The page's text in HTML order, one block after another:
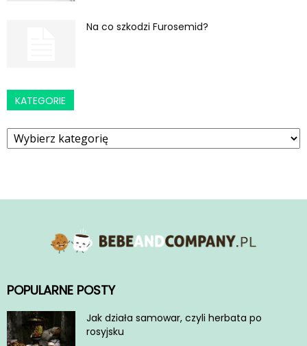
Na co szkodzi Furosemid?
KATEGORIE
Kategorie
POPULARNE POSTY
Jak działa samowar, czyli herbata po
rosyjsku